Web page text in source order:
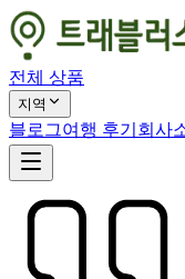
전체 상품
지역
블로그여행 후기 회사